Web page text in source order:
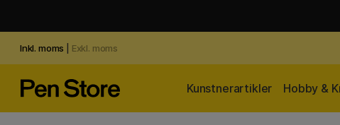
Inkl. moms Exkl. moms
Kunstnerartikler Hobby &